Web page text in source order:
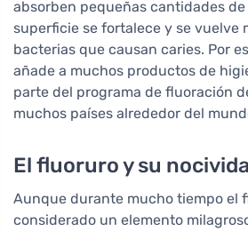
absorben pequeñas cantidades
superficie se fortalece y se vuelve
bacterias que causan caries. Por
añade a muchos productos de
parte del programa de fluoración
muchos países alrededor del
El fluoruro y su
Aunque durante mucho tiempo el
considerado un elemento